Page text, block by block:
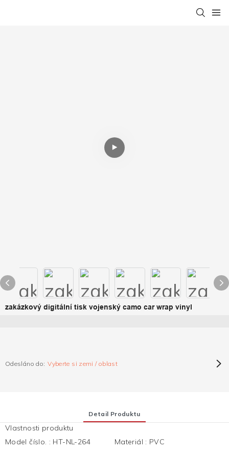
zakázkový digitální tisk vojenský camo car wrap vinyl
Odesláno do: Vyberte si zemi / oblast
Detail Produktu
Vlastnosti produktu
Model číslo. : HT-NL-264 Materiál : PVC